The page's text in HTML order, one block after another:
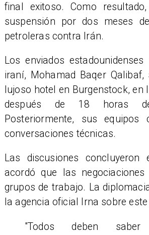
final exitoso. Como
suspensión por dos meses
petroleras contra Irán.
Los enviados
iraní, Mohamad Baqer Qalibaf,
lujoso hotel en Burgenstock, en
después de 18 horas de
Posteriormente, sus equipos
conversaciones técnicas.
Las discusiones
acordó que las
grupos de trabajo. La
la agencia oficial Irna sobre
"Todos deben